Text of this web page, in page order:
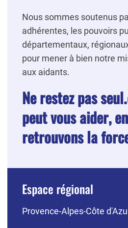
Nous sommes soutenus
adhérentes, les pouvoirs
départementaux,
pour mener à bien notre
aux aidants.
Ne restez pas
peut vous aider,
retrouvons la
Espace régional
Provence-Alpes-Côte